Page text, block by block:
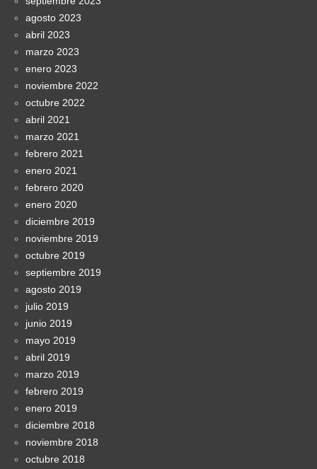
agosto 2023
abril 2023
marzo 2023
enero 2023
noviembre 2022
octubre 2022
abril 2021
marzo 2021
febrero 2021
enero 2021
febrero 2020
enero 2020
diciembre 2019
noviembre 2019
octubre 2019
septiembre 2019
agosto 2019
julio 2019
junio 2019
mayo 2019
abril 2019
marzo 2019
febrero 2019
enero 2019
diciembre 2018
noviembre 2018
octubre 2018